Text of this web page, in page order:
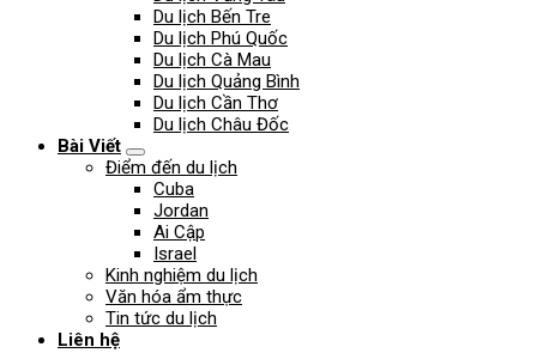
Du lịch Bến Tre
Du lịch Phú Quốc
Du lịch Cà Mau
Du lịch Quảng Bình
Du lịch Cần Thơ
Du lịch Châu Đốc
Bài Viết
Điểm đến du lịch
Cuba
Jordan
Ai Cập
Israel
Kinh nghiệm du lịch
Văn hóa ẩm thực
Tin tức du lịch
Liên hệ